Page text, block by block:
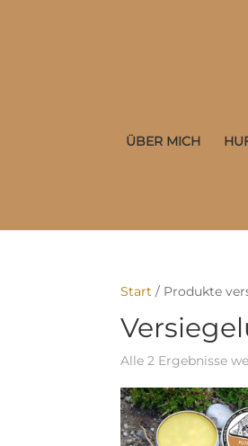
ÜBER MICH
Start / Produkte
Alle 2 Ergebnisse